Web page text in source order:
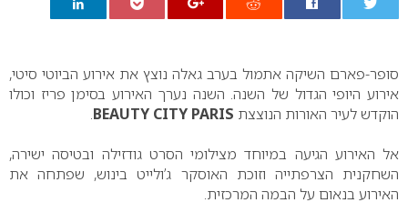
סופר-פארם השיקה אתמול בערב גאלה נוצץ את אירוע הביוטי סיטי,
אירוע היופי הגדול של השנה. השנה נערך האירוע בסימן פריז וכולו
הוקדש לעיר האורות הנוצצת BEAUTY CITY PARIS
.
אל האירוע הגיעה במיוחד מצילומי הסרט גודזילה ובטיסה ישירה,
השחקנית הצרפתייה וזוכת האוסקר ג’ולייט בינוש, שפתחה את
האירוע בנאום על הבמה המרכזית.